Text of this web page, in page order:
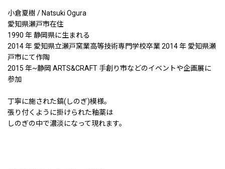
小倉夏樹 / Natsuki Ogura
愛知県瀬戸市在住
1990 年 静岡県に生まれる
2014 年 愛知県立瀬戸窯業高等技術専門学校卒業 2014 年 愛知県瀬
戸市にて作陶
2015 年~静岡 ARTS&CRAFT 手創り市などのイベントや企画展に
参加
丁寧に施された鎬(しのぎ)模様。
張り付くように掛けられた釉薬は
しのぎの中で濃淡になって現れます。